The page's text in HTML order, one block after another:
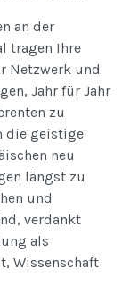
an der
tragen Ihre
Netzwerk und
Jahr für Jahr
zu
die geistige
neu
längst zu
und
verdankt
als
Wissenschaft